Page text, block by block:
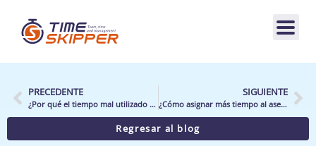
PRECEDENTE
¿Por qué el tiempo mal utilizado en la tienda representa una gran oportunidad para la distribución?
SIGUIENTE
¿Cómo asignar más tiempo al asesoramiento al cliente en la distribución especializada?
Regresar al blog